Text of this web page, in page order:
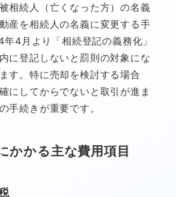
相続人（亡くなった方）の名義
産を相続人の名義に変更する手
4月より「相続登記の義務化」
に登記しないと罰則の対象にな
す。特に売却を検討する場合
にしてからでないと取引が進ま
手続きが重要です。
かかる主な費用項目